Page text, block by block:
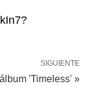
SIGUIENTE
'Timeless' »